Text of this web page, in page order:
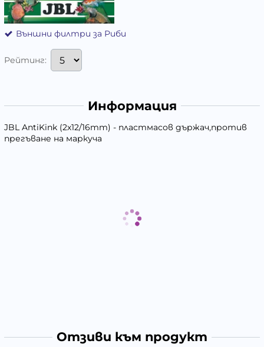
Външни филтри за Риби
Рейтинг:
Информация
JBL AntiKink (2х12/16mm) - пластмасов държач,против
прегъване на маркуча
Отзиви към продукт